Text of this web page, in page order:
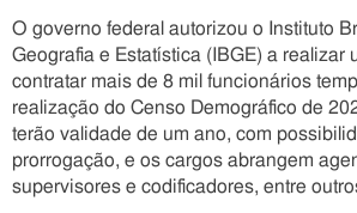
O governo federal autorizou o Instituto
Geografia e Estatística (IBGE) a realizar
contratar mais de 8 mil funcionários
realização do Censo Demográfico de
terão validade de um ano, com
prorrogação, e os cargos abrangem
supervisores e codificadores, entre